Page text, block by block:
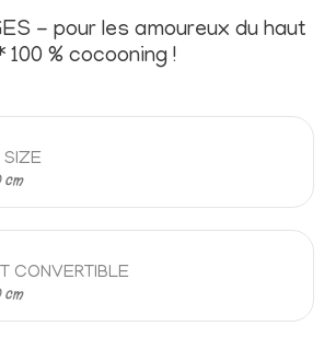
- pour les amoureux du haut
% cocooning !
SIZE
cm
CONVERTIBLE
cm